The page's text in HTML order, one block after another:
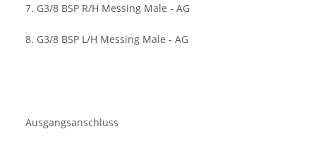
7. G3/8 BSP R/H Messing Male - AG
8. G3/8 BSP L/H Messing Male - AG
Ausgangsanschluss